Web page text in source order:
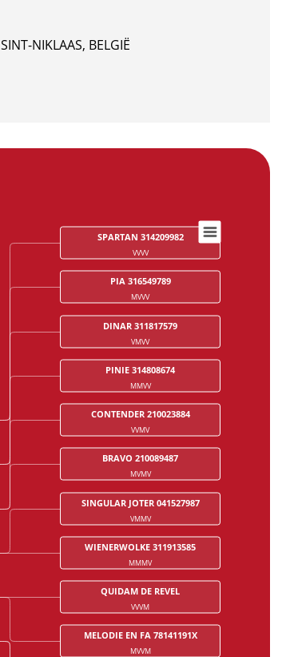
NIKLAAS, BELGIË
SPARTAN 314209982
VVVV
PIA 316549789
MVVV
DINAR 311817579
VMVV
PINIE 314808674
MMVV
CONTENDER 210023884
VVMV
BRAVO 210089487
MVMV
SINGULAR JOTER 041527987
VMMV
WIENERWOLKE 311913585
MMMV
QUIDAM DE REVEL
VVVM
MELODIE EN FA 78141191X
MVVM